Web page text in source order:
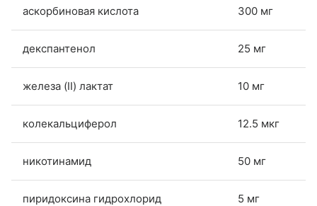
аскорбиновая кислота 300 мг
декспантенол 25 мг
железа (II) лактат 10 мг
колекальциферол 12.5 мкг
никотинамид 50 мг
пиридоксина гидрохлорид 5 мг